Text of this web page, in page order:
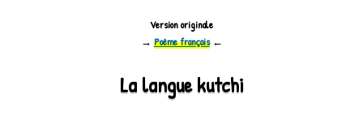
Version originale
→ Poème français←
La langue kutchi